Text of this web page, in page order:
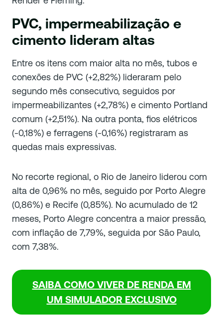
PVC, impermeabilização e
cimento lideram altas
Entre os itens com maior alta no mês, tubos e
conexões de PVC (+2,82%) lideraram pelo
segundo mês consecutivo, seguidos por
impermeabilizantes (+2,78%) e cimento Portland
comum (+2,51%). Na outra ponta, fios elétricos
(-0,18%) e ferragens (-0,16%) registraram as
quedas mais expressivas.
No recorte regional, o Rio de Janeiro liderou com
alta de 0,96% no mês, seguido por Porto Alegre
(0,86%) e Recife (0,85%). No acumulado de 12
meses, Porto Alegre concentra a maior pressão,
com inflação de 7,79%, seguida por São Paulo,
com 7,38%.
SAIBA COMO VIVER DE RENDA EM
UM SIMULADOR EXCLUSIVO